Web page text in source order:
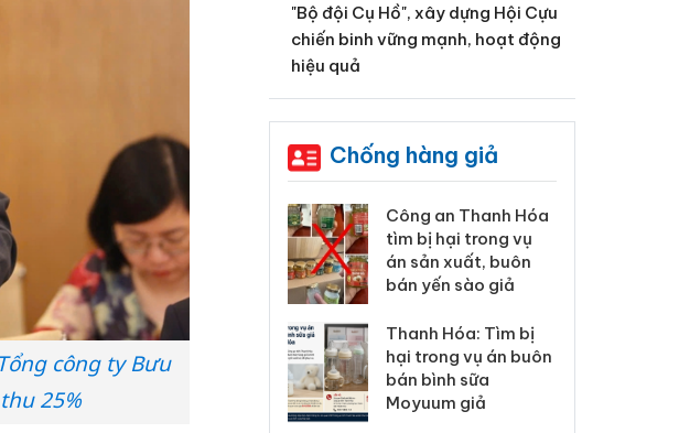
công ty Bưu
25%
"Bộ đội Cụ Hồ", xây dựng Hội Cựu
chiến binh vững mạnh, hoạt động
hiệu quả
Chống hàng giả
Công an Thanh Hóa
tìm bị hại trong vụ
án sản xuất, buôn
bán yến sào giả
Thanh Hóa: Tìm bị
hại trong vụ án buôn
bán bình sữa
Lào Cai xử lý 83 vụ vi
phạm thương mại
trong tháng 7
Hưng Yên: Xử lý 6 hộ
kinh doanh bán hàng
giả mạo nhãn hiệu
Adidas, Nike